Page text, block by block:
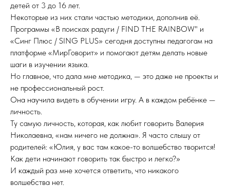
детей от 3 до 16 лет.
Некоторые из них стали частью методики, дополнив её.
Программы «В поисках радуги / FIND THE RAINBOW" и
«Синг Плюс / SING PLUS» сегодня доступны педагогам на
платформе «МирГоворит» и помогают детям делать новые
шаги в изучении языка.
Но главное, что дала мне методика, — это даже не проекты и
не профессиональный рост.
Она научила видеть в обучении игру. А в каждом ребёнке —
личность.
Ту самую личность, которая, как любит говорить Валерия
Николаевна, «нам ничего не должна». Я часто слышу от
родителей: «Юлия, у вас там какое-то волшебство творится!
Как дети начинают говорить так быстро и легко?»
И каждый раз мне хочется ответить, что никакого
волшебства нет.